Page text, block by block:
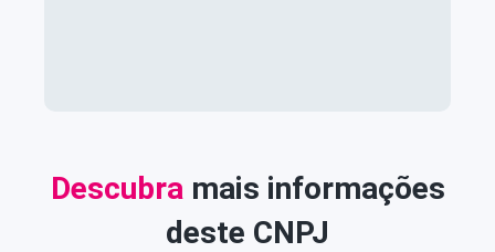
Descubra mais informações
deste CNPJ